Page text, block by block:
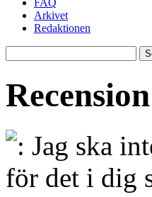
Arkivet
Redaktionen
Recension